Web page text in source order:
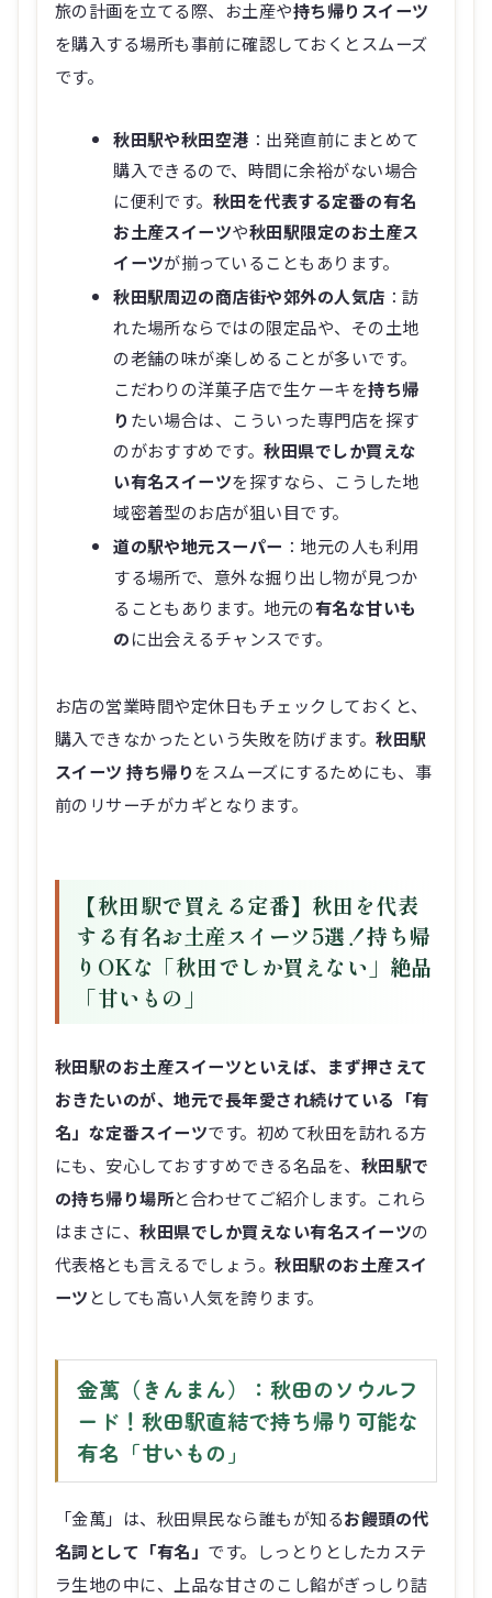
旅の計画を立てる際、お土産や持ち帰りスイーツ
を購入する場所も事前に確認しておくとスムーズ
です。
秋田駅や秋田空港 ：出発直前にまとめて
購入できるので、時間に余裕がない場合
に便利です。 秋田を代表する定番の有名
お土産スイーツや秋田駅限定のお土産ス
イーツが揃っていることもあります。
秋田駅周辺の商店街や郊外の人気店 ：訪
れた場所ならではの限定品や、その土地
の老舗の味が楽しめることが多いです。
こだわりの洋菓子店で生ケーキを持ち帰
り たい場合は、こういった専門店を探す
のがおすすめです。秋田県でしか買えな
い有名スイーツを探すなら、こうした地
域密着型のお店が狙い目です。
道の駅や地元スーパー ：地元の人も利用
する場所で、意外な掘り出し物が見つか
ることもあります。地元の有名な甘いも
のに出会えるチャンスです。
お店の営業時間や定休日もチェックしておくと、
購入できなかったという失敗を防げます。秋田駅
スイーツ 持ち帰りをスムーズにするためにも、事
前のリサーチがカギとなります。
【秋田駅で買える定番】秋田を代表
する有名お土産スイーツ5選！持ち帰
りOKな「秋田でしか買えない」絶品
「甘いもの」
秋田駅のお土産スイーツといえば、まず押さえて
おきたいのが、地元で長年愛され続けている「有
名」な定番スイーツです。初めて秋田を訪れる方
にも、安心しておすすめできる名品を、 秋田駅で
の持ち帰り場所と合わせてご紹介します。これら
はまさに、秋田県でしか買えない有名スイーツの
代表格とも言えるでしょう。秋田駅のお土産スイ
ーツ としても高い人気を誇ります。
金萬（きんまん）：秋田のソウルフ
ード！秋田駅直結で持ち帰り可能な
有名「甘いもの」
「金萬」は、秋田県民なら誰もが知るお饅頭の代
名詞として「有名」 です。しっとりとしたカステ
ラ生地の中に、上品な甘さのこし餡がぎっしり詰